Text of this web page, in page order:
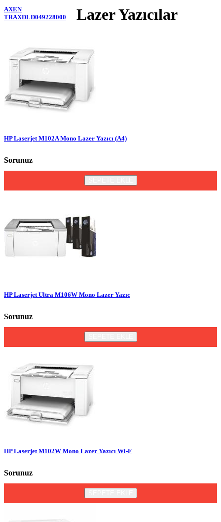
AXEN
TRAXDLD049228000
Lazer Yazıcılar
HP Laserjet M102A Mono Lazer Yazıcı (A4)
Sorunuz
HP Laserjet Ultra M106W Mono Lazer Yazıc
Sorunuz
HP Laserjet M102W Mono Lazer Yazıcı Wi-F
Sorunuz